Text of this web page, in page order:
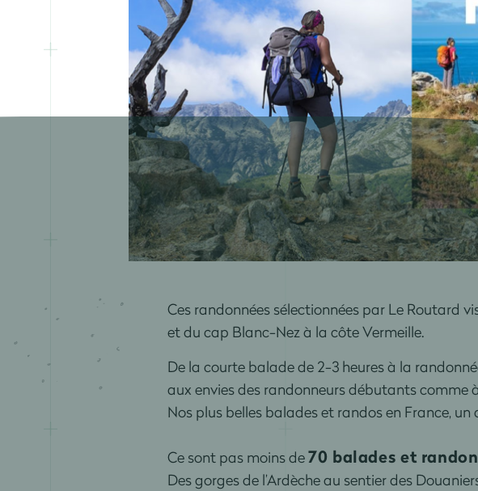
Ces randonnées sélectionnées par Le Routard
et du cap Blanc-Nez à la côte Vermeille.
De la courte balade de 2-3 heures à la
aux envies des randonneurs débutants comme
Nos plus belles balades et randos en France,
Ce sont pas moins de70 balades et
Des gorges de l’Ardèche au sentier des